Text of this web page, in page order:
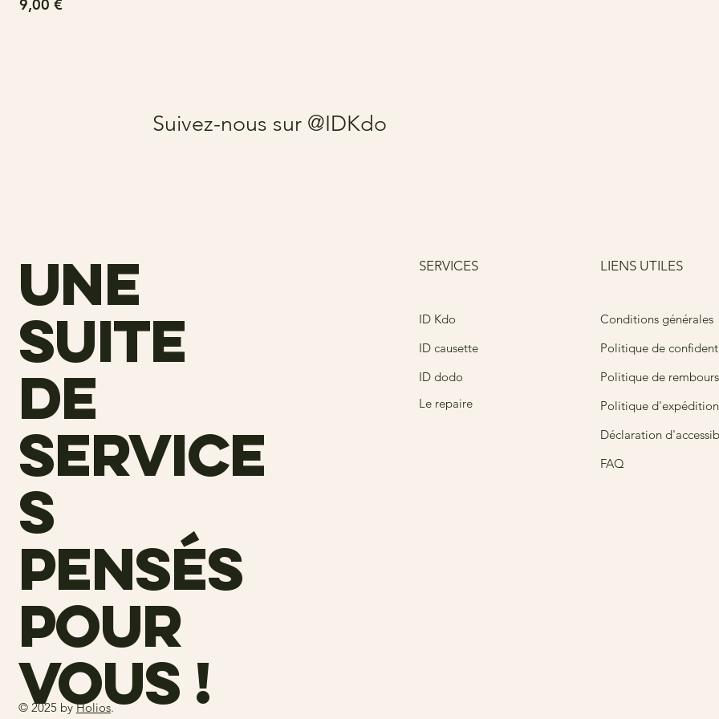
9,00 €
Suivez-nous sur @IDKdo
une
suite
de
service
s
pensés
pour
vous !
SERVICES
ID Kdo
ID causette
ID dodo
Le repaire
LIENS UTILES
Conditions générales
Politique de
Politique de
Politique d'expédition
Déclaration
FAQ
© 2025 byHolios.